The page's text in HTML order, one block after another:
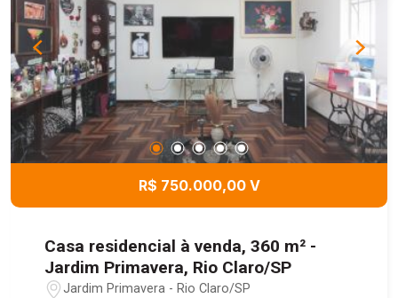
R$ 750.000,00 V
Casa residencial à venda, 360 m² -
Jardim Primavera, Rio Claro/SP
Jardim Primavera - Rio Claro/SP